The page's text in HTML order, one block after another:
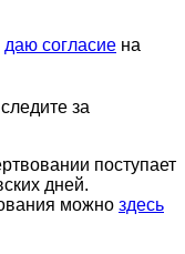
даю согласие на
за
поступает
дней.
можно здесь